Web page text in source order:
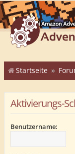
Startseite
Aktivierungs-
Benutzername: